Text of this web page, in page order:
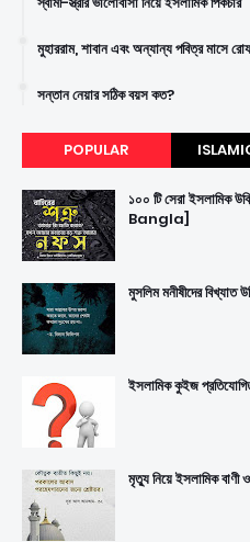
মুহাররাম, শাবান এবং অন্যান্য পবিত্র মাসে
সন্তান নেয়ার সঠিক বয়স কত?
POPULAR
১০০ টি সেরা
Bangla]
মুসলিম মনীষীদের বিখ্যাত
ইসলামিক কুইজ
মৃত্যু নিয়ে ইসলামিক বাণী